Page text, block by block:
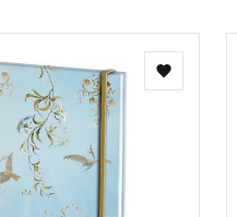
Toevoegen